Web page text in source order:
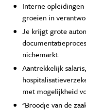
Interne
groeien in
Je krijgt grote
nichemarkt.
Aantrekkelijk
met mogelijkheid
"Broodje van de